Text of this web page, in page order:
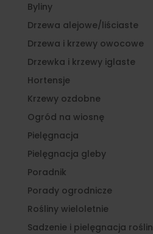
Byliny
Drzewa alejowe/liściaste
Drzewa i krzewy owocowe
Drzewka i krzewy iglaste
Hortensje
Krzewy ozdobne
Ogród na wiosnę
Pielęgnacja
Pielęgnacja gleby
Poradnik
Porady ogrodnicze
Rośliny wieloletnie
Sadzenie i pielęgnacja roślin